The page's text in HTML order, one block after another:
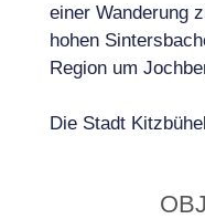
einer Wanderung
hohen
Region um
Die Stadt